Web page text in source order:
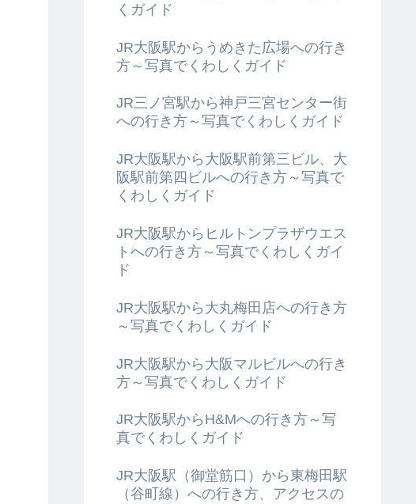
くガイド
JR大阪駅からうめきた広場への行き
方～写真でくわしくガイド
JR三ノ宮駅から神戸三宮センター街
への行き方～写真でくわしくガイド
JR大阪駅から大阪駅前第三ビル、大
阪駅前第四ビルへの行き方～写真で
くわしくガイド
JR大阪駅からヒルトンプラザウエス
トへの行き方～写真でくわしくガイ
ド
JR大阪駅から大丸梅田店への行き方
～写真でくわしくガイド
JR大阪駅から大阪マルビルへの行き
方～写真でくわしくガイド
JR大阪駅からH&Mへの行き方～写
真でくわしくガイド
JR大阪駅（御堂筋口）から東梅田駅
（谷町線）への行き方、アクセスの